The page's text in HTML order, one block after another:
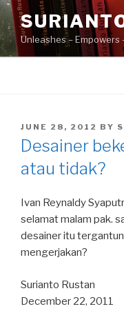
Skip
to
contentUnleashes – Empowers
POSTED
ON
JUNE 28, 2012 BY
Desainer
atau tidak?
Ivan Reynaldy
selamat malam pak.
desainer itu
mengerjakan?
Surianto Rustan
December 22, 2011